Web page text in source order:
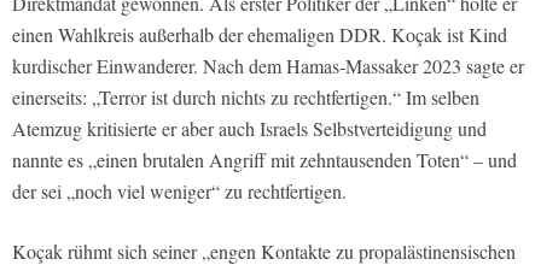
einen Wahlkreis außerhalb der ehemaligen DDR. Koçak ist Kind
kurdischer Einwanderer. Nach dem Hamas-Massaker 2023 sagte er
einerseits: „Terror ist durch nichts zu rechtfertigen.“ Im selben
Atemzug kritisierte er aber auch Israels Selbstverteidigung und
nannte es „einen brutalen Angriff mit zehntausenden Toten“ – und
der sei „noch viel weniger“ zu rechtfertigen.
Koçak rühmt sich seiner „engen Kontakte zu propalästinensischen